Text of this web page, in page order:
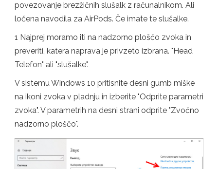
povezovanje brezžičnih slušalk z računalnikom. Ali
ločena navodila za AirPods. Če imate te slušalke.
1 Najprej moramo iti na nadzorno ploščo zvoka in
preveriti, katera naprava je privzeto izbrana. "Head
Telefon" ali "slušalke".
V sistemu Windows 10 pritisnite desni gumb miške
na ikoni zvoka v pladnju in izberite "Odprite parametri
zvoka". V parametrih na desni strani odprite "Zvočno
nadzorno ploščo".